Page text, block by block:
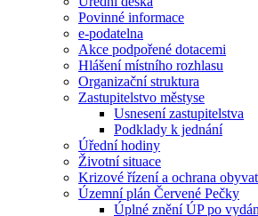
Povinné informace
e-podatelna
Akce podpořené dotacemi
Hlášení místního rozhlasu
Organizační struktura
Zastupitelstvo městyse
Usnesení zastupitelstva
Podklady k jednání
Úřední hodiny
Životní situace
Krizové řízení a ochrana
Územní plán Červené Pečky
Úplné znění ÚP po